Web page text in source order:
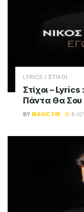
LYRICS / ΣΤΙΧΟΙ
Στίχοι –
Πάντα Θα Σου
BY MAGIC FM 9